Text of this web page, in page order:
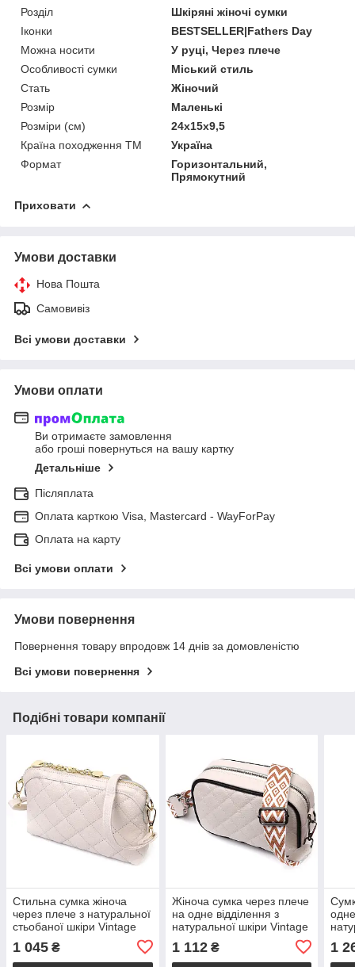
Розділ
Шкіряні жіночі сумки
Іконки
BESTSELLER|Fathers Day
Можна носити
У руці, Через плече
Особливості сумки
Міський стиль
Стать
Жіночий
Розмір
Маленькі
Розміри (см)
24х15х9,5
Країна походження ТМ
Україна
Формат
Горизонтальний,
Прямокутний
Приховати
Умови доставки
Нова Пошта
Самовивіз
Всі умови доставки
Умови оплати
Ви отримаєте замовлення
або гроші повернуться на вашу картку
Детальніше
Післяплата
Оплата карткою Visa, Mastercard - WayForPay
Оплата на карту
Всі умови оплати
Умови повернення
Повернення товару впродовж 14 днів за домовленістю
Всі умови повернення
Подібні товари компанії
Стильна сумка жіноча
через плече з натуральної
стьобаної шкіри Vintage
1 045 ₴
Жіноча сумка через плече
на одне відділення з
натуральної шкіри Vintage
1 112₴ 1